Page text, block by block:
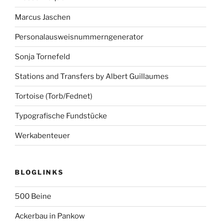
Marcus Jaschen
Personalausweisnummerngenerator
Sonja Tornefeld
Stations and Transfers by Albert Guillaumes
Tortoise (Torb/Fednet)
Typografische Fundstücke
Werkabenteuer
BLOGLINKS
500 Beine
Ackerbau in Pankow